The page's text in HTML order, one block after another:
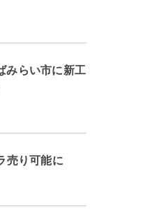
みらい市に新工
売り可能に